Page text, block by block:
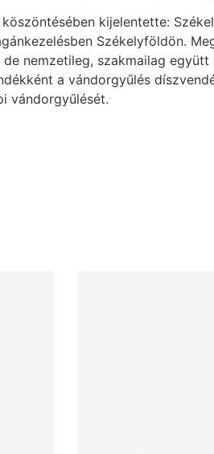
kijelentette:
Székelyföldön.
nemzetileg, szakmailag
a vándorgyűlés
vándorgyűlését.